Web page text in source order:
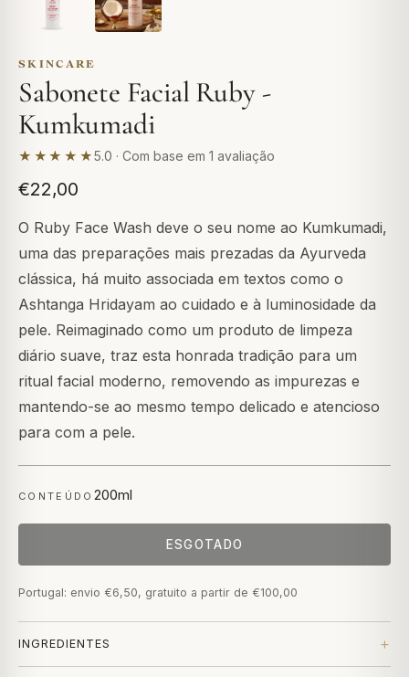
SKINCARE
Sabonete Facial Ruby -
Kumkumadi
★★★★★5.0 · Com base em 1 avaliação
€22,00
O Ruby Face Wash deve o seu nome ao Kumkumadi,
uma das preparações mais prezadas da Ayurveda
clássica, há muito associada em textos como o
Ashtanga Hridayam ao cuidado e à luminosidade da
pele. Reimaginado como um produto de limpeza
diário suave, traz esta honrada tradição para um
ritual facial moderno, removendo as impurezas e
mantendo-se ao mesmo tempo delicado e atencioso
para com a pele.
CONTEÚDO 200ml
ESGOTADO
Portugal: envio €6,50, gratuito a partir de €100,00
INGREDIENTES